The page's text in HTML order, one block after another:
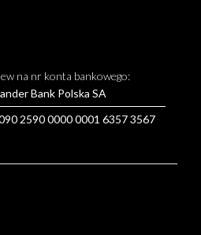
na nr konta bankowego:
Bank Polska SA
2590 0000 0001 6357 3567